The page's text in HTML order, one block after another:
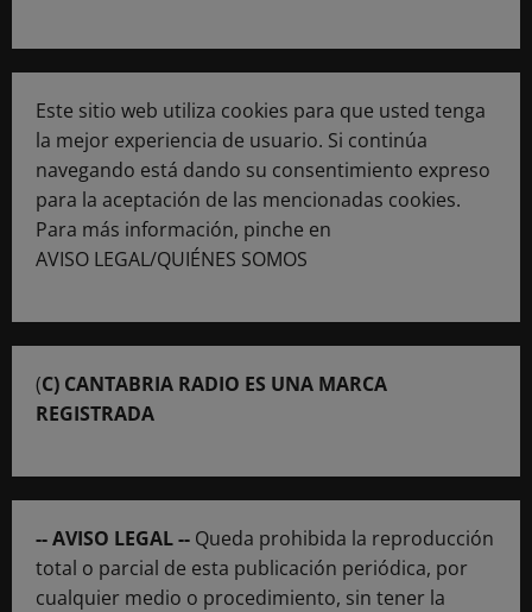
Este sitio web utiliza cookies para que usted tenga
la mejor experiencia de usuario. Si continúa
navegando está dando su consentimiento expreso
para la aceptación de las mencionadas cookies.
Para más información, pinche en
AVISO LEGAL/QUIÉNES SOMOS
(C) CANTABRIA RADIO ES UNA MARCA
REGISTRADA
-- AVISO LEGAL -- Queda prohibida la reproducción
total o parcial de esta publicación periódica, por
cualquier medio o procedimiento, sin tener la